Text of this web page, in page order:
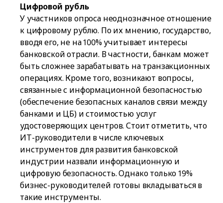
Цифровой рубль
У участников опроса неоднозначное отношение
к цифровому рублю. По их мнению, государство,
вводя его, не на 100% учитывает интересы
банковской отрасли. В частности, банкам может
быть сложнее зарабатывать на транзакционных
операциях. Кроме того, возникают вопросы,
связанные с информационной безопасностью
(обеспечение безопасных каналов связи между
банками и ЦБ) и стоимостью услуг
удостоверяющих центров. Стоит отметить, что
ИТ-руководители в числе ключевых
инструментов для развития банковской
индустрии назвали информационную и
цифровую безопасность. Однако только 19%
бизнес-руководителей готовы вкладываться в
такие инструменты.